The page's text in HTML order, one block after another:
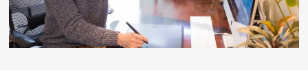
クリエイター求人を探す
CREATIVE JOB求人検索
特集求人
採用説明会